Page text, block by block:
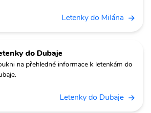
Letenky do Milána
do Dubaje
na přehledné informace k letenkám do
Letenky do Dubaje